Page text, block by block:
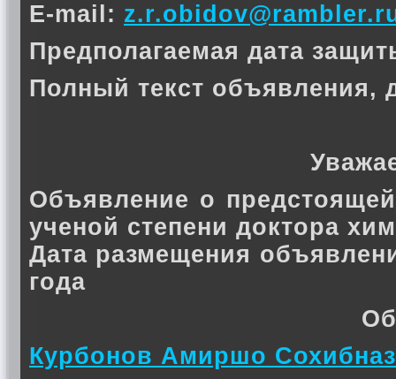
E-mail:
Предполагаемая дата
Полный текст объявления,
Объявление о
ученой степени доктора
Дата размещения
года
Курбонов Амиршо